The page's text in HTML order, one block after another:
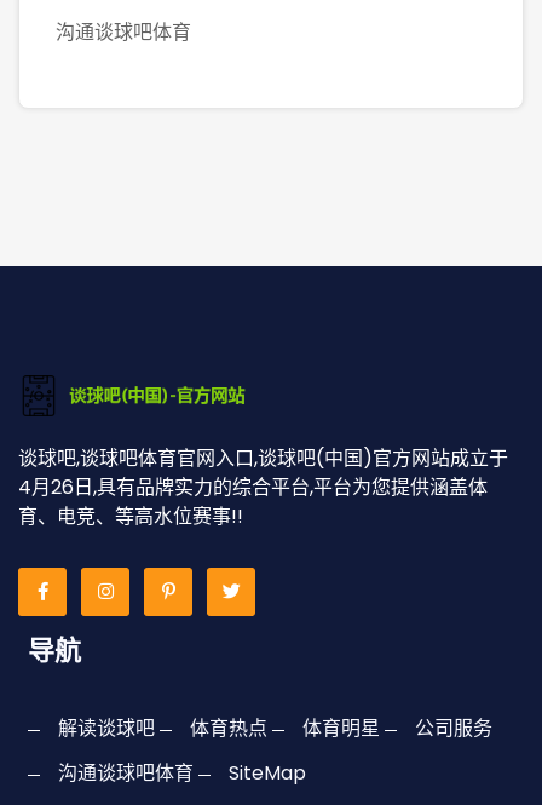
沟通谈球吧体育
谈球吧,谈球吧体育官网入口,谈球吧(中国)官方网站成立于
4月26日,具有品牌实力的综合平台,平台为您提供涵盖体
育、电竞、等高水位赛事!!
导航
解读谈球吧 体育热点 体育明星
公司服务
沟通谈球吧体育
SiteMap